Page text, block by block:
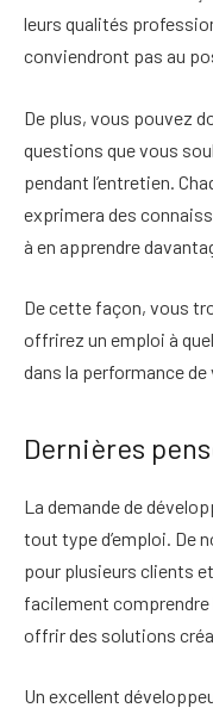
leurs qualités
conviendront pas au
De plus, vous pouvez
questions que vous
pendant l’entretien.
exprimera des
à en apprendre
De cette façon, vous
offrirez un emploi à
dans la performance
Dernières
La demande de
tout type d’emploi. De
pour plusieurs clients
facilement
offrirdes solutions
Un excellent